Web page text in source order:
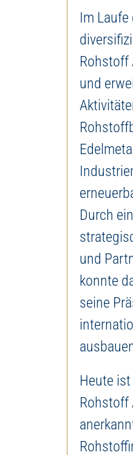
Im Laufe
Rohstoff
und
Durch
und
konnte
seine
Heute
Rohstoff